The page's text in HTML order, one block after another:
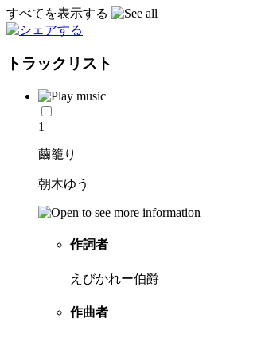
すべてを表示する
トラックリスト
1
繭籠り
朝木ゆう
作詞者
えびかれー伯爵
作曲者